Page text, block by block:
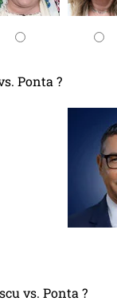
Ponta ?
vs. Ponta ?